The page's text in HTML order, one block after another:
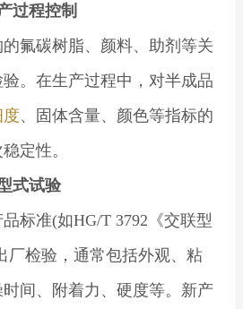
过程控制
氟碳树脂、颜料、助剂等关
。在生产过程中，对半成品
度、固体含量、颜色等指标的
定性。
式试验
标准(如HG/T 3792《交联型
厂检验，通常包括外观、粘
间、附着力、硬度等。新产